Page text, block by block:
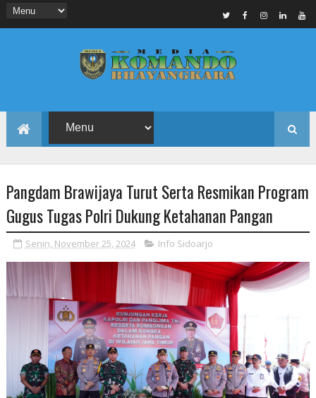
Pangdam Brawijaya Turut Serta Resmikan Program
Gugus Tugas Polri Dukung Ketahanan Pangan
Senin, November 25, 2024 Info Sidoarjo